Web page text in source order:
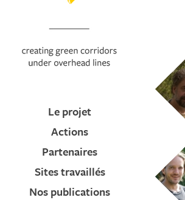
Le projet
Actions
Partenaires
Sites travaillés
Nos publications